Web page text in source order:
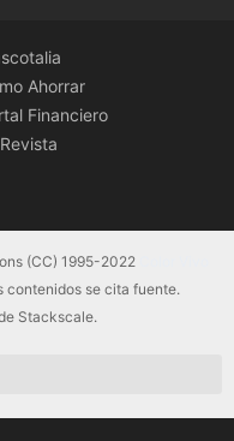
Ahorrar
Financiero
(CC) 1995-2022
contenidos se cita fuente.
Stackscale.